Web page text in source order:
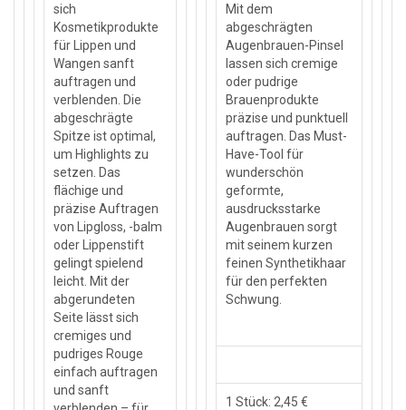
sich
Kosmetikprodukte
für Lippen und
Wangen sanft
auftragen und
verblenden. Die
abgeschrägte
Spitze ist optimal,
um Highlights zu
setzen. Das
flächige und
präzise Auftragen
von Lipgloss, -balm
oder Lippenstift
gelingt spielend
leicht. Mit der
abgerundeten
Seite lässt sich
cremiges und
pudriges Rouge
einfach auftragen
und sanft
Mit dem
abgeschrägten
Augenbrauen-Pinsel
lassen sich cremige
oder pudrige
Brauenprodukte
präzise und punktuell
auftragen. Das Must-
Have-Tool für
wunderschön
geformte,
ausdrucksstarke
Augenbrauen sorgt
mit seinem kurzen
feinen Synthetikhaar
für den perfekten
Schwung.
1 Stück: 2,45 €